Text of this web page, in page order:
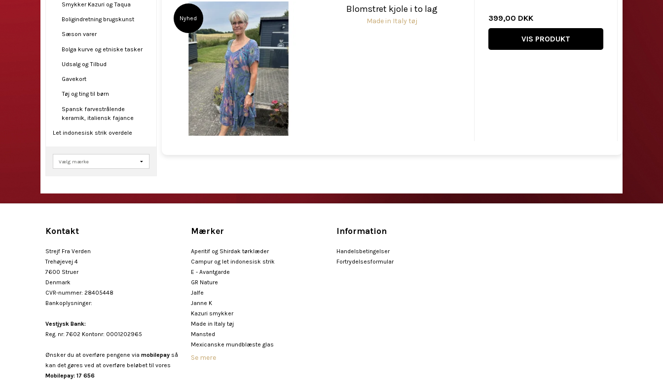
Smykker Kazuri og Taqua
Boligindretning brugskunst
Sæson varer
Bolga kurve og etniske tasker
Udsalg og Tilbud
Gavekort
Tøj og ting til børn
Spansk farvestrålende
keramik, italiensk fajance
Let indonesisk strik overdele
Nyhed
Blomstret kjole i to lag
Made in Italy tøj 399,00 DKK
VIS PRODUKT
Kontakt
Strejf Fra Verden
Trehøjevej 4
7600 Struer
Denmark
CVR-nummer: 28405448
Bankoplysninger:
Vestjysk Bank:
Reg. nr: 7602 Kontonr: 0001202965
Ønsker du at overføre pengene via mobilepay så
kan det gøres ved at overføre beløbet til vores
Mobilepay: 17 656
Mærker
Aperitif og Shirdak tørklæder
Campur og let indonesisk strik
E - Avantgarde
GR Nature
Jalfe
Janne K
Kazuri smykker
Made in Italy tøj
Mansted
Mexicanske mundblæste glas
Se mere
Information
Handelsbetingelser
Fortrydelsesformular